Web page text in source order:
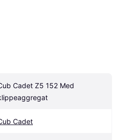
Cadet Z5 152 Med
Cadet